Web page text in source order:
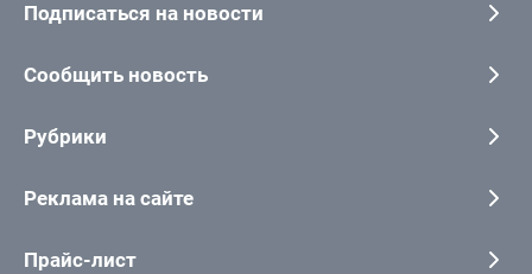
Подписаться на новости
Сообщить новость
Рубрики
Реклама на сайте
Прайс-лист